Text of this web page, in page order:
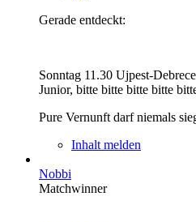
Gerade entdeckt:
Sonntag 11.30 Ujpest-
Junior, bitte bitte bitte bitte
Pure Vernunft darf niemals
Inhalt melden
Nobbi
Matchwinner